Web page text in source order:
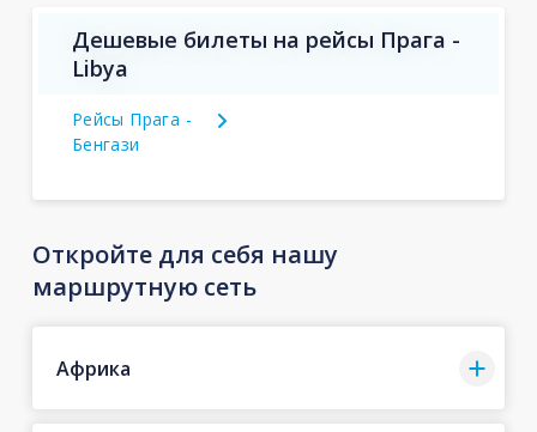
Дешевые билеты на рейсы Прага -
Libya
Рейсы Прага -
Бенгази
Откройте для себя нашу
маршрутную сеть
Африка